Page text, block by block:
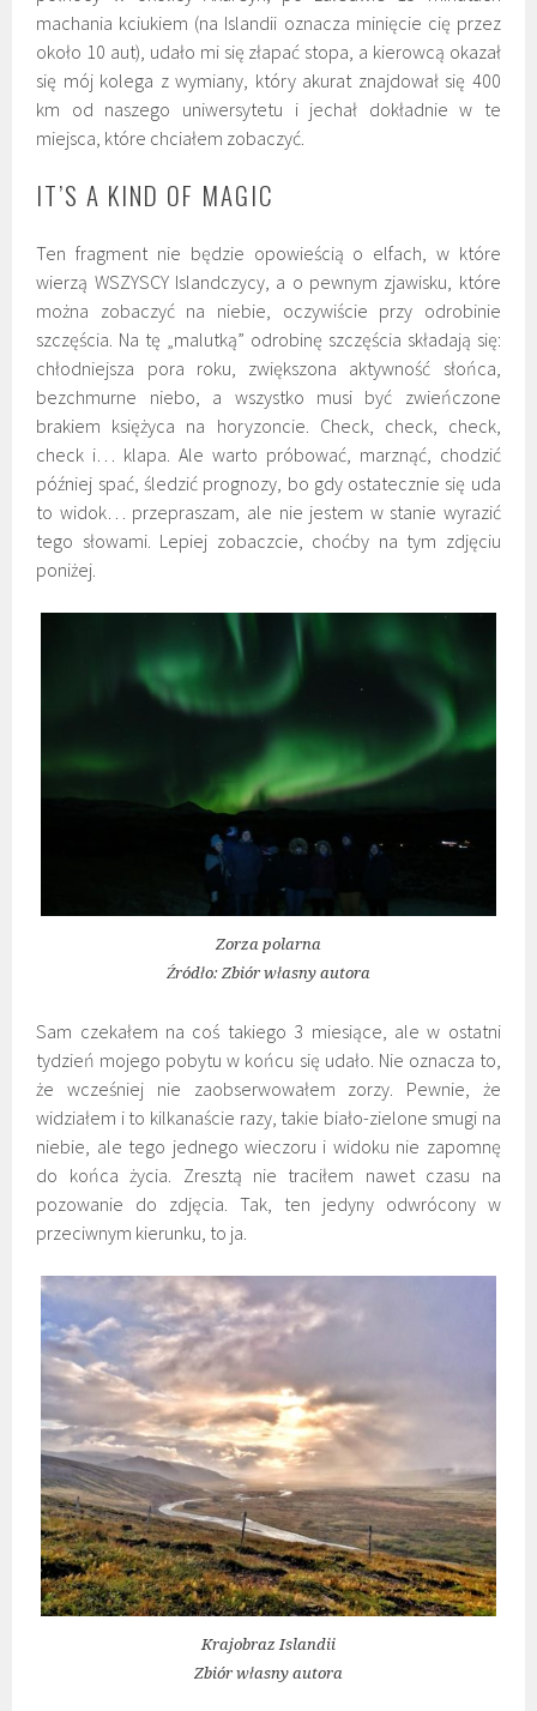
machania kciukiem (na Islandii oznacza minięcie cię przez
około 10 aut), udało mi się złapać stopa, a kierowcą okazał
się mój kolega z wymiany, który akurat znajdował się 400
km od naszego uniwersytetu i jechał dokładnie w te
miejsca, które chciałem zobaczyć.
IT’S A KIND OF MAGIC
Ten fragment nie będzie opowieścią o elfach, w które
wierzą WSZYSCY Islandczycy, a o pewnym zjawisku, które
można zobaczyć na niebie, oczywiście przy odrobinie
szczęścia. Na tę „malutką” odrobinę szczęścia składają się:
chłodniejsza pora roku, zwiększona aktywność słońca,
bezchmurne niebo, a wszystko musi być zwieńczone
brakiem księżyca na horyzoncie. Check, check, check,
check i… klapa. Ale warto próbować, marznąć, chodzić
później spać, śledzić prognozy, bo gdy ostatecznie się uda
to widok… przepraszam, ale nie jestem w stanie wyrazić
tego słowami. Lepiej zobaczcie, choćby na tym zdjęciu
poniżej.
Zorza polarna
Źródło: Zbiór własny autora
Sam czekałem na coś takiego 3 miesiące, ale w ostatni
tydzień mojego pobytu w końcu się udało. Nie oznacza to,
że wcześniej nie zaobserwowałem zorzy. Pewnie, że
widziałem i to kilkanaście razy, takie biało-zielone smugi na
niebie, ale tego jednego wieczoru i widoku nie zapomnę
do końca życia. Zresztą nie traciłem nawet czasu na
pozowanie do zdjęcia. Tak, ten jedyny odwrócony w
przeciwnym kierunku, to ja.
Krajobraz Islandii
Zbiór własny autora